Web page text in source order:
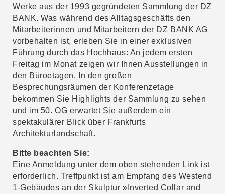
Werke aus der 1993 gegründeten Sammlung der DZ
BANK. Was während des Alltagsgeschäfts den
Mitarbeiterinnen und Mitarbeitern der DZ BANK AG
vorbehalten ist, erleben Sie in einer exklusiven
Führung durch das Hochhaus: An jedem ersten
Freitag im Monat zeigen wir Ihnen Ausstellungen in
den Büroetagen. In den großen
Besprechungsräumen der Konferenzetage
bekommen Sie Highlights der Sammlung zu sehen
und im 50. OG erwartet Sie außerdem ein
spektakulärer Blick über Frankfurts
Architekturlandschaft.
Bitte beachten Sie:
Eine Anmeldung unter dem oben stehenden Link ist
erforderlich. Treffpunkt ist am Empfang des Westend
1-Gebäudes an der Skulptur »Inverted Collar and